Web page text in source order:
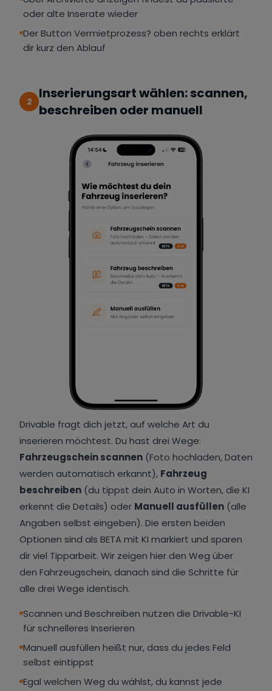
oder alte Inserate wieder
Der Button Vermietprozess? oben rechts erklärt
dir kurz den Ablauf
2
Inserierungsart wählen: scannen,
beschreiben oder manuell
Drivable fragt dich jetzt, auf welche Art du
inserieren möchtest. Du hast drei Wege:
Fahrzeugschein scannen (Foto hochladen, Daten
werden automatisch erkannt), Fahrzeug
beschreiben (du tippst dein Auto in Worten, die KI
erkennt die Details) oder Manuell ausfüllen (alle
Angaben selbst eingeben). Die ersten beiden
Optionen sind als BETA mit KI markiert und sparen
dir viel Tipparbeit. Wir zeigen hier den Weg über
den Fahrzeugschein, danach sind die Schritte für
alle drei Wege identisch.
Scannen und Beschreiben nutzen die Drivable-KI
für schnelleres Inserieren
Manuell ausfüllen heißt nur, dass du jedes Feld
selbst eintippst
Egal welchen Weg du wählst, du kannst jede